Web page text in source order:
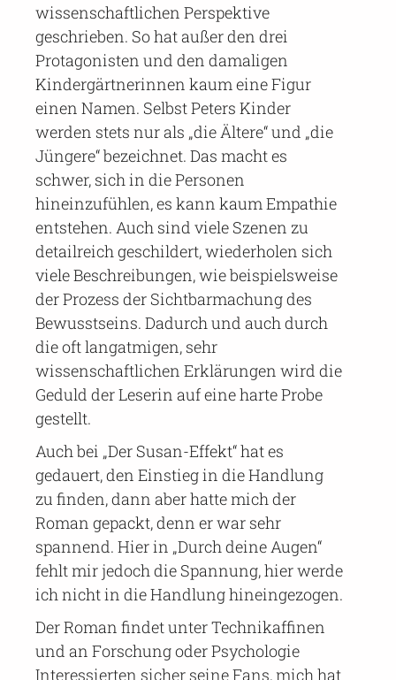
wissenschaftlichen Perspektive
geschrieben. So hat außer den drei
Protagonisten und den damaligen
Kindergärtnerinnen kaum eine Figur
einen Namen. Selbst Peters Kinder
werden stets nur als „die Ältere“ und „die
Jüngere“ bezeichnet. Das macht es
schwer, sich in die Personen
hineinzufühlen, es kann kaum Empathie
entstehen. Auch sind viele Szenen zu
detailreich geschildert, wiederholen sich
viele Beschreibungen, wie beispielsweise
der Prozess der Sichtbarmachung des
Bewusstseins. Dadurch und auch durch
die oft langatmigen, sehr
wissenschaftlichen Erklärungen wird die
Geduld der Leserin auf eine harte Probe
gestellt.
Auch bei „Der Susan-Effekt“ hat es
gedauert, den Einstieg in die Handlung
zu finden, dann aber hatte mich der
Roman gepackt, denn er war sehr
spannend. Hier in „Durch deine Augen“
fehlt mir jedoch die Spannung, hier werde
ich nicht in die Handlung hineingezogen.
Der Roman findet unter Technikaffinen
und an Forschung oder Psychologie
Interessierten sicher seine Fans, mich hat